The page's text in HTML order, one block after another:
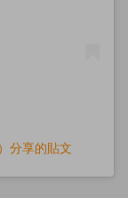
）分享的貼文